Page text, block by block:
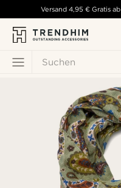
Suchen
Versand 4,95 € Gratis ab